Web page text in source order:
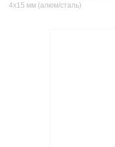
4x15 мм (алюм/сталь)